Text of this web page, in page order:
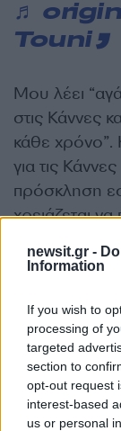
newsit.gr -
Information
If you wish to
processing of
targeted
section to
opt-out request
interest-based
us or personal
♬
Touni
Μου λέει
στις Κάννες
κάθε χρόνο”.
για τις
πρόσκληση
χρειάζεται
και άλλες
έχω
Οπότε, take
αλλά δεν
και σκάστε
πει μέσω
media η